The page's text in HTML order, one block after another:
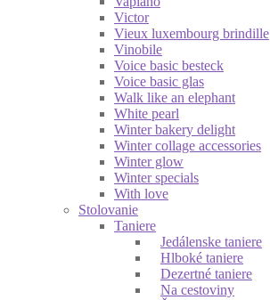
Victor
Vieux luxembourg brindille
Vinobile
Voice basic besteck
Voice basic glas
Walk like an elephant
White pearl
Winter bakery delight
Winter collage accessories
Winter glow
Winter specials
With love
Stolovanie
Taniere
Jedálenske taniere
Hlboké taniere
Dezertné taniere
Na cestoviny